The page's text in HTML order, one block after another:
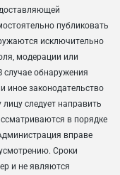
публиковать
исключительно
модерации или
обнаружения
иное законодательство
следует направить
в порядке
вправе
Сроки
и не являются